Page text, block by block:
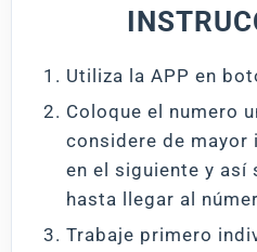
Utiliza la APP en
Coloque el numero
considere de mayor
en el siguiente y así
hasta llegar al
Trabaje primero